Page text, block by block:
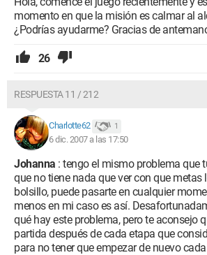
momento en que la misión es calmar al
¿Podrías ayudarme? Gracias de
26
RESPUESTA 11 / 212
Charlotte62 1
6 dic. 2007 a las 17:50
Johanna : tengo el mismo problema que
que no tiene nada que ver con que metas
bolsillo, puede pasarte en cualquier
menos en mi caso es así.
qué hay este problema, pero te aconsejo
partida después de cada etapa que
para no tener que empezar de nuevo